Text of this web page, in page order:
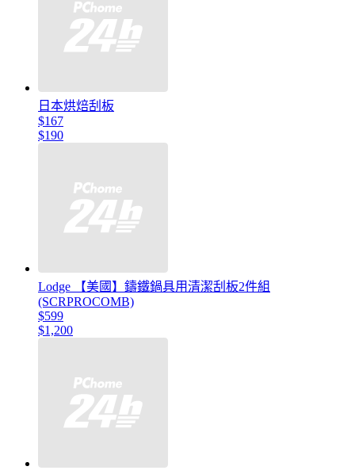
日本烘焙刮板
$167
$190
Lodge 【美國】鑄鐵鍋具用清潔刮板2件組
(SCRPROCOMB)
$599
$1,200